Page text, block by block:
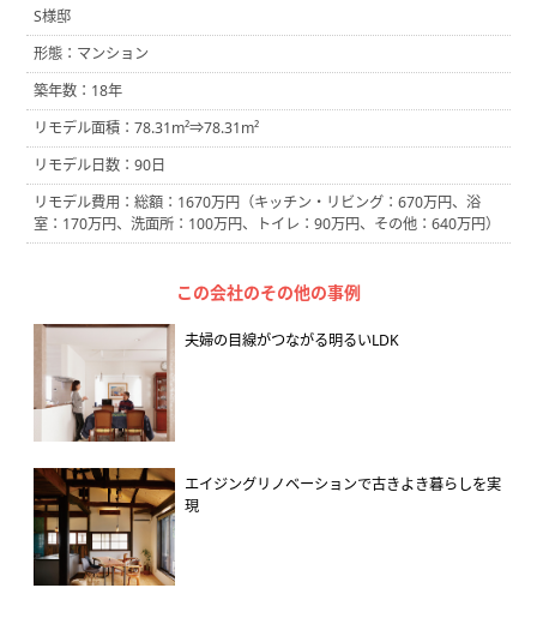
S様邸
形態：マンション
築年数：18年
リモデル面積：78.31m²⇒78.31m²
リモデル日数：90日
リモデル費用：総額：1670万円（キッチン・リビング：670万円、浴
室：170万円、洗面所：100万円、トイレ：90万円、その他：640万円）
この会社のその他の事例
夫婦の目線がつながる明るいLDK
エイジングリノベーションで古きよき暮らしを実
現